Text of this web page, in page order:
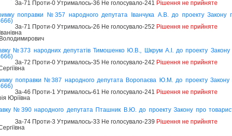
За-71 Проти-0 Утрималось-36 Не голосувало-241 Рішення не прийняте
поправки №357 народного депутата Іванчука А.В. до проекту
За-71 Проти-0 Утрималось-26 Не голосувало-252 Рішення не прийняте
Володимирович
№373 народних депутатів Тимошенко Ю.В., Шкрум А.І. до проекту
За-72 Проти-0 Утрималось-35 Не голосувало-242 Рішення не прийняте
поправки №387 народного депутата Воропаєва Ю.М. до проекту
За-46 Проти-1 Утрималось-61 Не голосувало-241 Рішення не прийняте
Юріївна
№390 народного депутата Пташник В.Ю. до проекту Закону про
За-74 Проти-3 Утрималось-33 Не голосувало-239 Рішення не прийняте